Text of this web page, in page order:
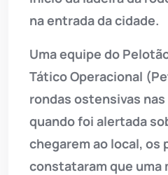
na entrada da cidade.
Uma equipe do
Tático Operacional
rondas ostensivas
quando foi alertada
chegarem ao local, os
constataram que uma